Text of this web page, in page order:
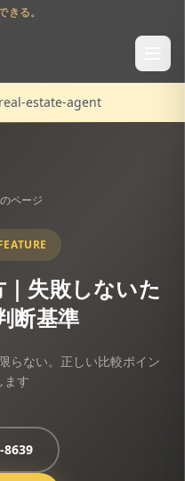
る。
estate-agent
ページ
失敗しないた
断基準
らない。正しい比較ポイン
ます
8639